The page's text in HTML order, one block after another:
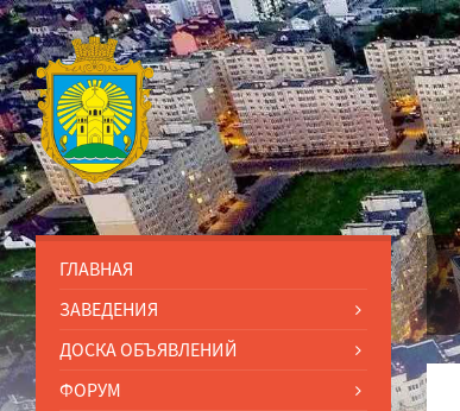
ГЛАВНАЯ
ЗАВЕДЕНИЯ
ДОСКА ОБЪЯВЛЕНИЙ
ФОРУМ